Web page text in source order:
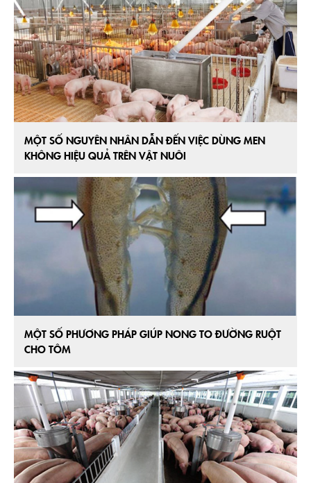
MỘT SỐ NGUYÊN NHÂN DẪN ĐẾN VIỆC DÙNG MEN
KHÔNG HIỆU QUẢ TRÊN VẬT NUÔI
MỘT SỐ PHƯƠNG PHÁP GIÚP NONG TO ĐƯỜNG RUỘT
CHO TÔM